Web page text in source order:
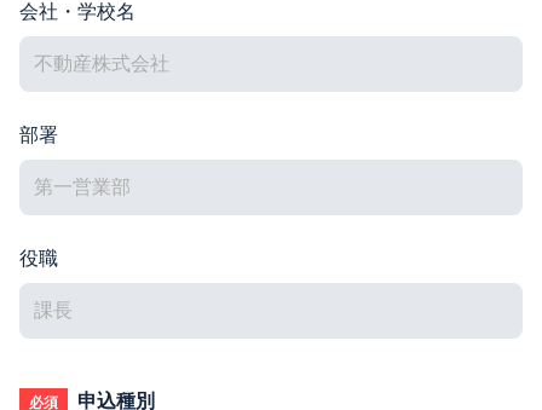
会社・学校名
部署
役職
必須 申込種別